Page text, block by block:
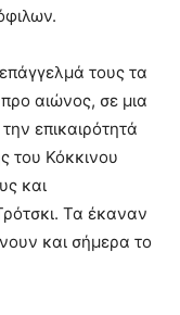
τους τα
αιώνος, σε μια
επικαιρότητά
του Κόκκινου
και
Τα έκαναν
και σήμερα το